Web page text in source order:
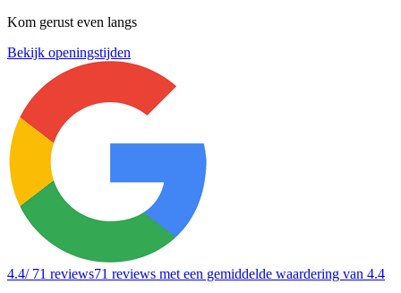
Kom gerust even langs
Bekijk openingstijden
4.4/ 71 reviews71 reviews met een gemiddelde waardering van 4.4